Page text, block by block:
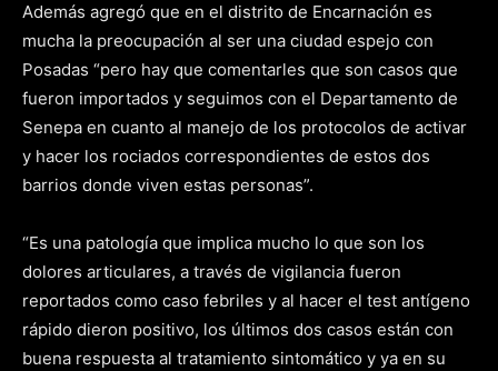
Además agregó que en el distrito de Encarnación es
mucha la preocupación al ser una ciudad espejo con
Posadas “pero hay que comentarles que son casos que
fueron importados y seguimos con el Departamento de
Senepa en cuanto al manejo de los protocolos de activar
y hacer los rociados correspondientes de estos dos
barrios donde viven estas personas”.
“Es una patología que implica mucho lo que son los
dolores articulares, a través de vigilancia fueron
reportados como caso febriles y al hacer el test antígeno
rápido dieron positivo, los últimos dos casos están con
buena respuesta al tratamiento sintomático y ya en su